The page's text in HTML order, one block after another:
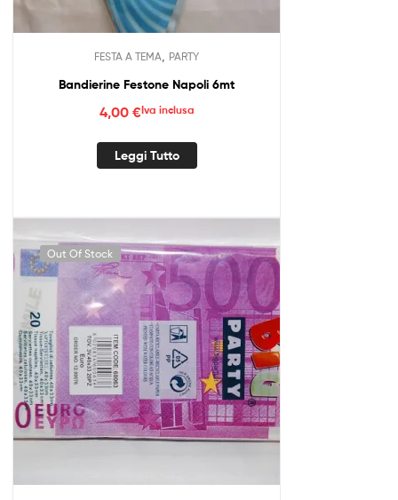
FESTA A TEMA PARTY
Bandierine Festone Napoli 6mt
4,00 €Iva inclusa
Leggi Tutto
Out Of Stock